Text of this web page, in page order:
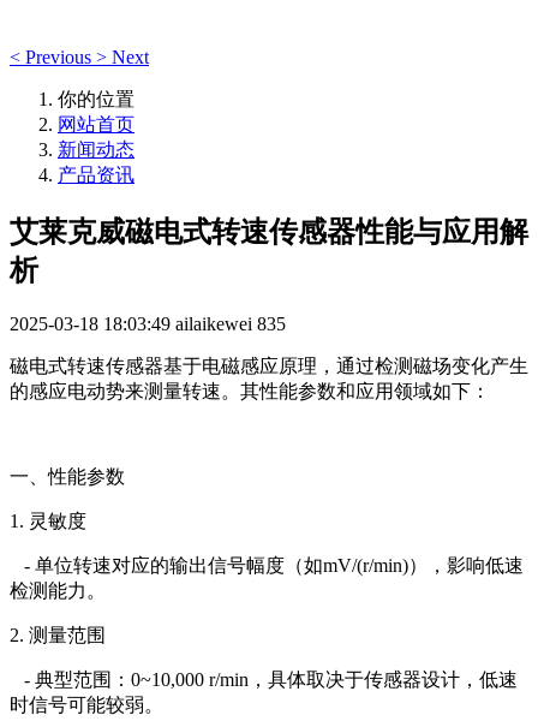
< Previous > Next
你的位置
网站首页
新闻动态
产品资讯
艾莱克威磁电式转速传感器性能与应用解
析
2025-03-18 18:03:49 ailaikewei 835
磁电式转速传感器基于电磁感应原理，通过检测磁场变化产生
的感应电动势来测量转速。其性能参数和应用领域如下：
一、性能参数
1. 灵敏度
- 单位转速对应的输出信号幅度（如mV/(r/min)），影响低速
检测能力。
2. 测量范围
- 典型范围：0~10,000 r/min，具体取决于传感器设计，低速
时信号可能较弱。